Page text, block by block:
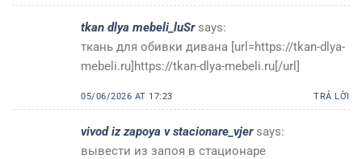
tkan dlya mebeli_luSr says:
ткань для обивки дивана [url=https://tkan-dlya-
mebeli.ru]https://tkan-dlya-mebeli.ru[/url]
05/06/2026 AT 17:23 TRẢ LỜI
vivod iz zapoya v stacionare_vjer says:
вывести из запоя в стационаре